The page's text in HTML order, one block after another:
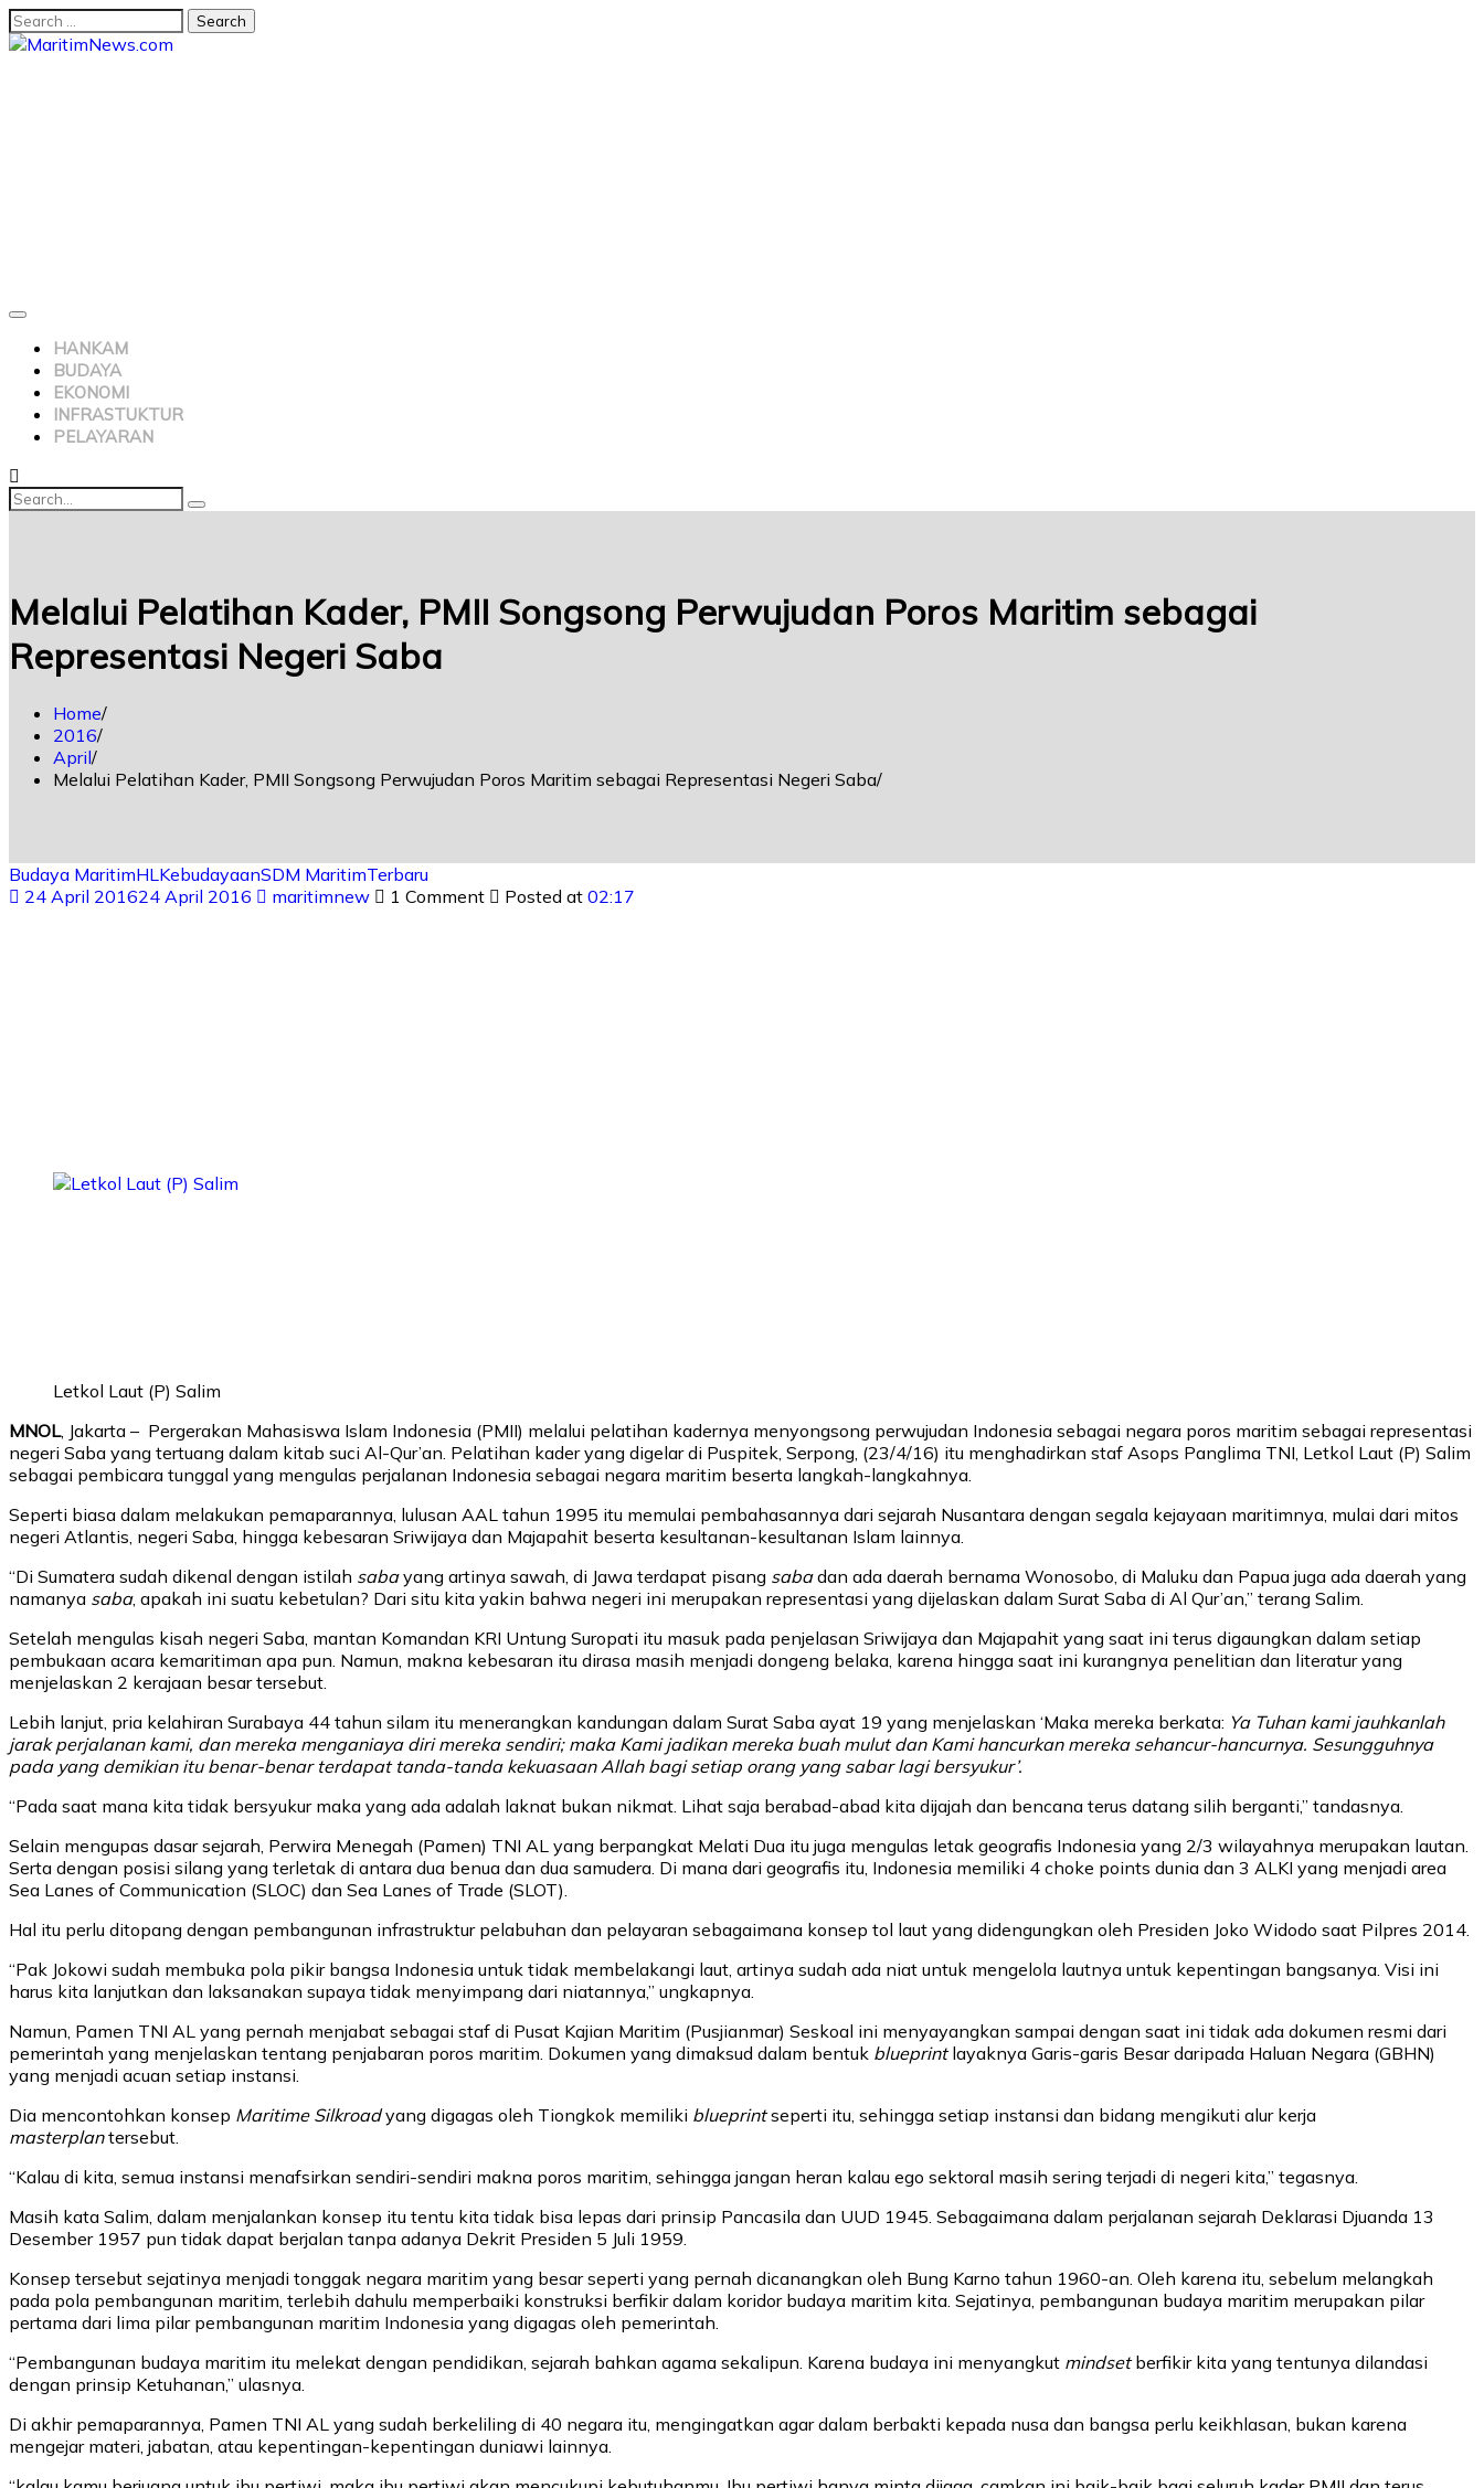
HANKAM
BUDAYA
EKONOMI
INFRASTUKTUR
PELAYARAN
Melalui Pelatihan Kader, PMII Songsong Perwujudan Poros Maritim sebagai
Representasi Negeri Saba
Home
2016
April
Melalui Pelatihan Kader, PMII Songsong Perwujudan Poros Maritim sebagai Representasi Negeri Saba
Budaya MaritimHL KebudayaanSDM MaritimTerbaru
24 April 201624 April 2016 maritimnew 1 Comment Posted at 02:17
Letkol Laut (P) Salim
MNOL, Jakarta – Pergerakan Mahasiswa Islam Indonesia (PMII) melalui pelatihan kadernya menyongsong perwujudan Indonesia sebagai negara poros maritim sebagai representasi
negeri Saba yang tertuang dalam kitab suci Al-Qur’an. Pelatihan kader yang digelar di Puspitek, Serpong, (23/4/16) itu menghadirkan staf Asops Panglima TNI, Letkol Laut (P) Salim
sebagai pembicara tunggal yang mengulas perjalanan Indonesia sebagai negara maritim beserta langkah-langkahnya.
Seperti biasa dalam melakukan pemaparannya, lulusan AAL tahun 1995 itu memulai pembahasannya dari sejarah Nusantara dengan segala kejayaan maritimnya, mulai dari mitos
negeri Atlantis, negeri Saba, hingga kebesaran Sriwijaya dan Majapahit beserta kesultanan-kesultanan Islam lainnya.
“Di Sumatera sudah dikenal dengan istilah sabayang artinya sawah, di Jawa terdapat pisang sabadan ada daerah bernama Wonosobo, di Maluku dan Papua juga ada daerah yang
namanya saba, apakah ini suatu kebetulan? Dari situ kita yakin bahwa negeri ini merupakan representasi yang dijelaskan dalam Surat Saba di Al Qur’an,” terang Salim.
Setelah mengulas kisah negeri Saba, mantan Komandan KRI Untung Suropati itu masuk pada penjelasan Sriwijaya dan Majapahit yang saat ini terus digaungkan dalam setiap
pembukaan acara kemaritiman apa pun. Namun, makna kebesaran itu dirasa masih menjadi dongeng belaka, karena hingga saat ini kurangnya penelitian dan literatur yang
menjelaskan 2 kerajaan besar tersebut.
Lebih lanjut, pria kelahiran Surabaya 44 tahun silam itu menerangkan kandungan dalam Surat Saba ayat 19 yang menjelaskan ‘Maka mereka berkata: Ya Tuhan kami jauhkanlah
jarak perjalanan kami, dan mereka menganiaya diri mereka sendiri; maka Kami jadikan mereka buah mulut dan Kami hancurkan mereka sehancur-hancurnya. Sesungguhnya
pada yang demikian itu benar-benar terdapat tanda-tanda kekuasaan Allah bagi setiap orang yang sabar lagi bersyukur’.
“Pada saat mana kita tidak bersyukur maka yang ada adalah laknat bukan nikmat. Lihat saja berabad-abad kita dijajah dan bencana terus datang silih berganti,” tandasnya.
Selain mengupas dasar sejarah, Perwira Menegah (Pamen) TNI AL yang berpangkat Melati Dua itu juga mengulas letak geografis Indonesia yang 2/3 wilayahnya merupakan lautan.
Serta dengan posisi silang yang terletak di antara dua benua dan dua samudera. Di mana dari geografis itu, Indonesia memiliki 4 choke points dunia dan 3 ALKI yang menjadi area
Sea Lanes of Communication (SLOC) dan Sea Lanes of Trade (SLOT).
Hal itu perlu ditopang dengan pembangunan infrastruktur pelabuhan dan pelayaran sebagaimana konsep tol laut yang didengungkan oleh Presiden Joko Widodo saat Pilpres 2014.
“Pak Jokowi sudah membuka pola pikir bangsa Indonesia untuk tidak membelakangi laut, artinya sudah ada niat untuk mengelola lautnya untuk kepentingan bangsanya. Visi ini
harus kita lanjutkan dan laksanakan supaya tidak menyimpang dari niatannya,” ungkapnya.
Namun, Pamen TNI AL yang pernah menjabat sebagai staf di Pusat Kajian Maritim (Pusjianmar) Seskoal ini menyayangkan sampai dengan saat ini tidak ada dokumen resmi dari
pemerintah yang menjelaskan tentang penjabaran poros maritim. Dokumen yang dimaksud dalam bentuk blueprintlayaknya Garis-garis Besar daripada Haluan Negara (GBHN)
yang menjadi acuan setiap instansi.
Dia mencontohkan konsep Maritime Silkroadyang digagas oleh Tiongkok memiliki blueprintseperti itu, sehingga setiap instansi dan bidang mengikuti alur kerja
masterplantersebut.
“Kalau di kita, semua instansi menafsirkan sendiri-sendiri makna poros maritim, sehingga jangan heran kalau ego sektoral masih sering terjadi di negeri kita,” tegasnya.
Masih kata Salim, dalam menjalankan konsep itu tentu kita tidak bisa lepas dari prinsip Pancasila dan UUD 1945. Sebagaimana dalam perjalanan sejarah Deklarasi Djuanda 13
Desember 1957 pun tidak dapat berjalan tanpa adanya Dekrit Presiden 5 Juli 1959.
Konsep tersebut sejatinya menjadi tonggak negara maritim yang besar seperti yang pernah dicanangkan oleh Bung Karno tahun 1960-an. Oleh karena itu, sebelum melangkah
pada pola pembangunan maritim, terlebih dahulu memperbaiki konstruksi berfikir dalam koridor budaya maritim kita. Sejatinya, pembangunan budaya maritim merupakan pilar
pertama dari lima pilar pembangunan maritim Indonesia yang digagas oleh pemerintah.
“Pembangunan budaya maritim itu melekat dengan pendidikan, sejarah bahkan agama sekalipun. Karena budaya ini menyangkut mindsetberfikir kita yang tentunya dilandasi
dengan prinsip Ketuhanan,” ulasnya.
Di akhir pemaparannya, Pamen TNI AL yang sudah berkeliling di 40 negara itu, mengingatkan agar dalam berbakti kepada nusa dan bangsa perlu keikhlasan, bukan karena
mengejar materi, jabatan, atau kepentingan-kepentingan duniawi lainnya.